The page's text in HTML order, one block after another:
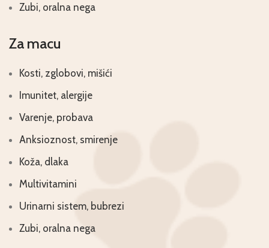
Zubi, oralna nega
Za macu
Kosti, zglobovi, mišići
Imunitet, alergije
Varenje, probava
Anksioznost, smirenje
Koža, dlaka
Multivitamini
Urinarni sistem, bubrezi
Zubi, oralna nega